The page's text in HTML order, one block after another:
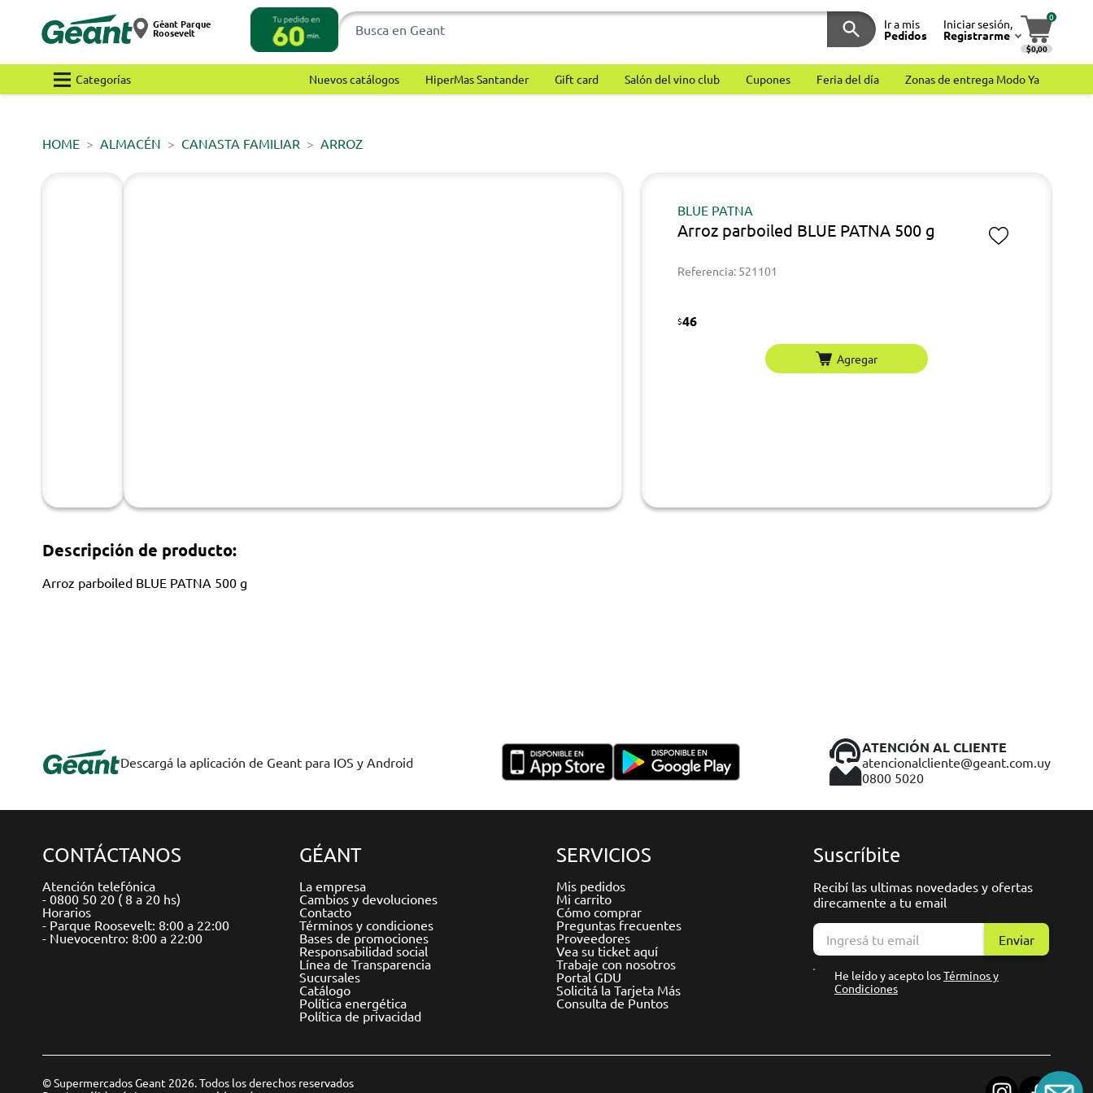
Géant Parque
Roosevelt
Ir a mis
Pedidos
Iniciar sesión,
Registrarme
0
$0,00
Categorías Nuevos catálogos HiperMas Santander Gift card Salón del vino club Cupones Feria del día Zonas de entrega Modo Ya
HOME ALMACÉN CANASTA FAMILIAR ARROZ
BLUE PATNA
Arroz parboiled BLUE PATNA 500 g
Referencia: 521101
$46
Agregar
Descripción de producto:
Arroz parboiled BLUE PATNA 500 g
Descargá la aplicación de Geant para IOS y Android
ATENCIÓN AL CLIENTE
atencionalcliente@geant.com.uy
0800 5020
CONTÁCTANOS
Atención telefónica
- 0800 50 20 ( 8 a 20 hs)
Horarios
- Parque Roosevelt: 8:00 a 22:00
- Nuevocentro: 8:00 a 22:00
GÉANT
La empresa
Cambios y devoluciones
Contacto
Términos y condiciones
Bases de promociones
Responsabilidad social
Línea de Transparencia
Sucursales
Catálogo
Política energética
Política de privacidad
SERVICIOS
Mis pedidos
Mi carrito
Cómo comprar
Preguntas frecuentes
Proveedores
Vea su ticket aquí
Trabaje con nosotros
Portal GDU
Solicitá la Tarjeta Más
Consulta de Puntos
Suscríbite
Recibí las ultimas novedades y ofertas
direcamente a tu email
Enviar
He leído y acepto losTérminos y
Condiciones
© Supermercados Geant 2026. Todos los derechos reservados